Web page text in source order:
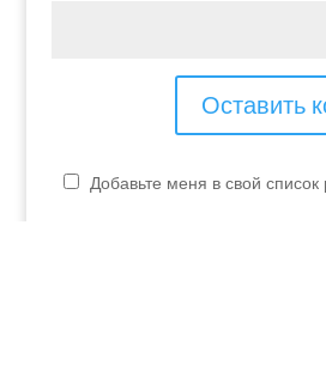
Добавьте меня в свой список